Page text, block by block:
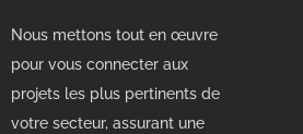
Nous mettons tout en œuvre
pour vous connecter aux
projets les plus pertinents de
votre secteur, assurant une